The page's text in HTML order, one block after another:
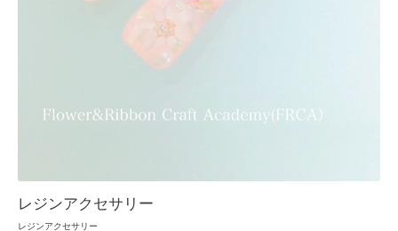
レジンアクセサリー
レジンアクセサリー